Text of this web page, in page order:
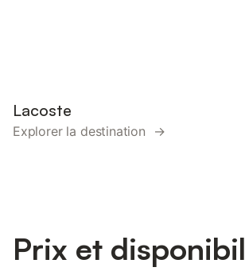
Lacoste
Explorer la destination →
Prix et